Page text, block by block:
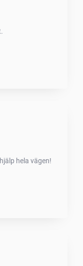
hela vägen!